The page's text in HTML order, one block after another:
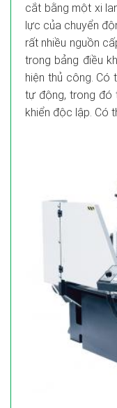
cắt bằng một xi
lực của chuyển
rất nhiều nguồn
trong bảng điều
hiện thủ công.
tự động, trong đó
khiển độc lập. Có